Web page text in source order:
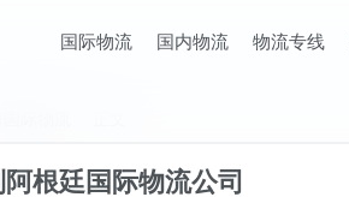
国际物流 国内物流 物流专线
根廷国际物流公司